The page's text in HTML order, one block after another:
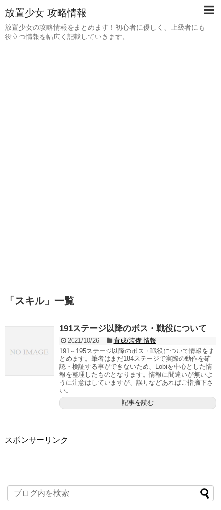
放置少女 攻略情報
放置少女の攻略情報をまとめます！初心者に優しく、上級者にも
役立つ情報を幅広く記載していきます。
「 スキル」 一覧
191ステージ以降のボス・戦役について
2021/10/26
育成/装備 情報
191～195ステージ以降のボス・戦役について情報をま
とめます。筆者はまだ184ステージで実際の動作を確
認・検証する事ができないため、Lobiを中心とした情
報を整理したものとなります。情報に間違いが無いよ
うに注意はしていますが、誤りなどあればご指摘下さ
い。
記事を読む
スポンサーリンク